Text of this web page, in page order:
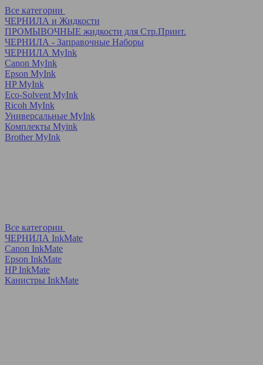
Все категории
ЧЕРНИЛА и Жидкости
ПРОМЫВОЧНЫЕ жидкости для Стр.Принт.
ЧЕРНИЛА - Заправочные Наборы
ЧЕРНИЛА MyInk
Canon MyInk
Epson MyInk
HP MyInk
Eco-Solvent MyInk
Ricoh MyInk
Универсальные MyInk
Комплекты Myink
Brother MyInk
Все категории
ЧЕРНИЛА InkMate
Canon InkMate
Epson InkMate
HP InkMate
Канистры InkMate